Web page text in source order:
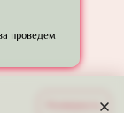
проведем
Развернуть